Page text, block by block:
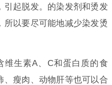
引起脱发。的染发剂和烫发
以要尽可能地减少染发烫
维生素A、C和蛋白质的食
、瘦肉、动物肝等也可以合